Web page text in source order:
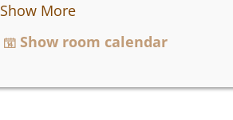
Genießen Sie die frische Luft und
Das Zimmer verfügt über
Show More
Show room calendar